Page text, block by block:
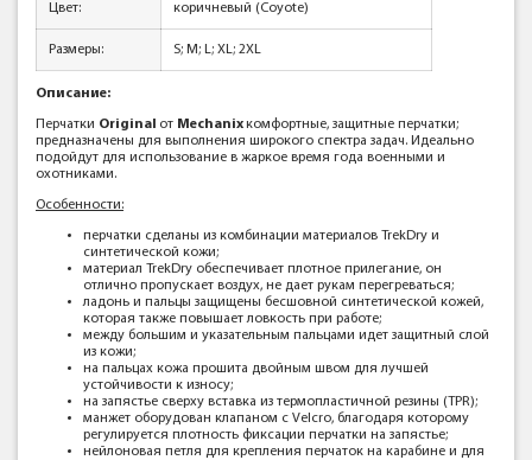
Цвет: коричневый (Coyote)
Размеры: S; M; L; XL; 2XL
Описание:
Перчатки Original от Mechanixкомфортные, защитные перчатки;
предназначены для выполнения широкого спектра задач. Идеально
подойдут для использование в жаркое время года военными и
охотниками.
Особенности:
перчатки сделаны из комбинации материалов TrekDry и
синтетической кожи;
материал TrekDry обеспечивает плотное прилегание, он
отлично пропускает воздух, не дает рукам перегреваться;
ладонь и пальцы защищены бесшовной синтетической кожей,
которая также повышает ловкость при работе;
между большим и указательным пальцами идет защитный слой
из кожи;
на пальцах кожа прошита двойным швом для лучшей
устойчивости к износу;
на запястье сверху вставка из термопластичной резины (TPR);
манжет оборудован клапаном с Velcro, благодаря которому
регулируется плотность фиксации перчатки на запястье;
нейлоновая петля для крепления перчаток на карабине и для